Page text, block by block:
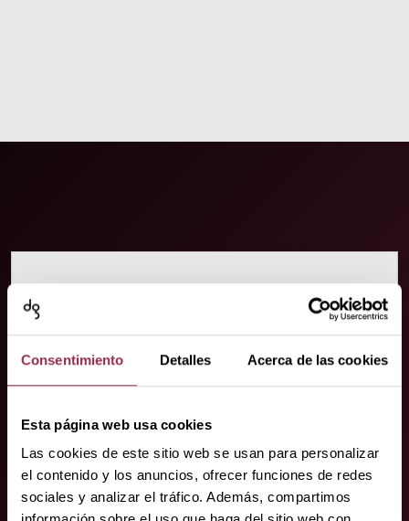
Consentimiento Detalles Acerca de las cookies
Esta página web usa cookies
Las cookies de este sitio web se usan para personalizar
el contenido y los anuncios, ofrecer funciones de redes
sociales y analizar el tráfico. Además, compartimos
¡Estamos donde nos necesite!